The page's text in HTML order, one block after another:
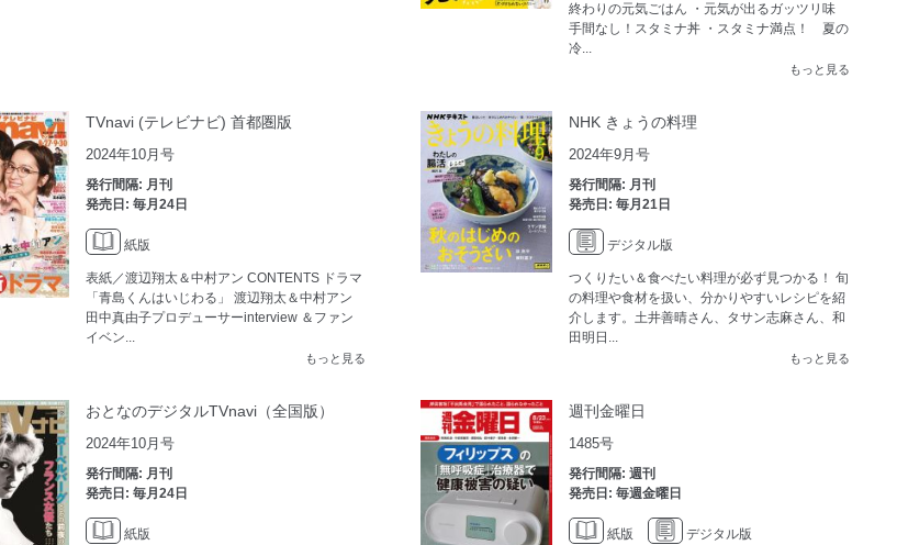
終わりの元気ごはん ・元気が出るガッツリ味
手間なし！スタミナ丼 ・スタミナ満点！ 夏の
冷...
もっと見る
TVnavi (テレビナビ) 首都圏版
2024年10月号
発行間隔: 月刊
発売日: 毎月24日
紙版
表紙／渡辺翔太＆中村アン CONTENTS ドラマ
「青島くんはいじわる」 渡辺翔太＆中村アン
田中真由子プロデューサーinterview ＆ファン
イベン...
もっと見る
NHK きょうの料理
2024年9月号
発行間隔: 月刊
発売日: 毎月21日
デジタル版
つくりたい＆食べたい料理が必ず見つかる！ 旬
の料理や食材を扱い、分かりやすいレシピを紹
介します。土井善晴さん、タサン志麻さん、和
田明日...
もっと見る
おとなのデジタルTVnavi（全国版）
2024年10月号
発行間隔: 月刊
発売日: 毎月24日
紙版
週刊金曜日
1485号
発行間隔: 週刊
発売日: 毎週金曜日
紙版 デジタル版